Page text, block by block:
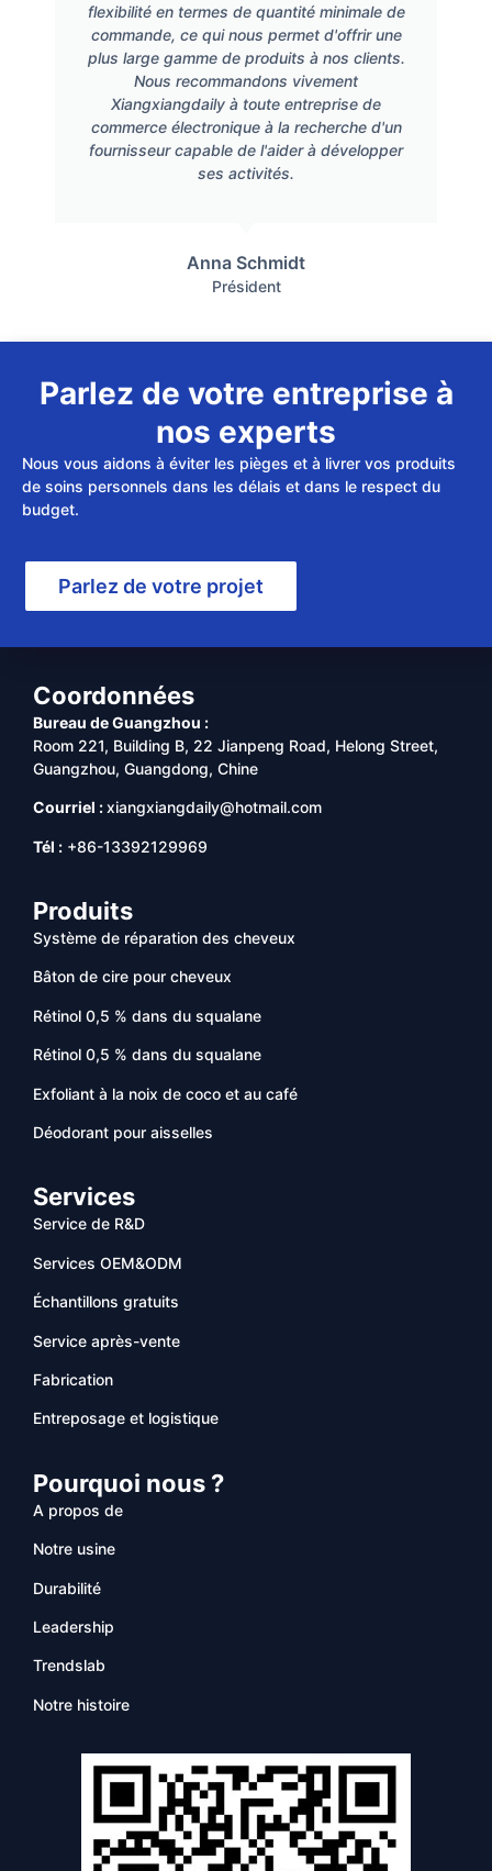
flexibilité en termes de quantité minimale de
commande, ce qui nous permet d'offrir une
plus large gamme de produits à nos clients.
Nous recommandons vivement
Xiangxiangdaily à toute entreprise de
commerce électronique à la recherche d'un
fournisseur capable de l'aider à développer
ses activités.
Anna Schmidt
Président
Parlez de votre entreprise à
nos experts
Nous vous aidons à éviter les pièges et à livrer vos produits
de soins personnels dans les délais et dans le respect du
budget.
Parlez de votre projet
Coordonnées
Bureau de Guangzhou :
Room 221, Building B, 22 Jianpeng Road, Helong Street,
Guangzhou, Guangdong, Chine
Courriel :xiangxiangdaily@hotmail.com
Tél : +86-13392129969
Produits
Système de réparation des cheveux
Bâton de cire pour cheveux
Rétinol 0,5 % dans du squalane
Rétinol 0,5 % dans du squalane
Exfoliant à la noix de coco et au café
Déodorant pour aisselles
Services
Service de R&D
Services OEM&ODM
Échantillons gratuits
Service après-vente
Fabrication
Entreposage et logistique
Pourquoi nous ?
A propos de
Notre usine
Durabilité
Leadership
Trendslab
Notre histoire